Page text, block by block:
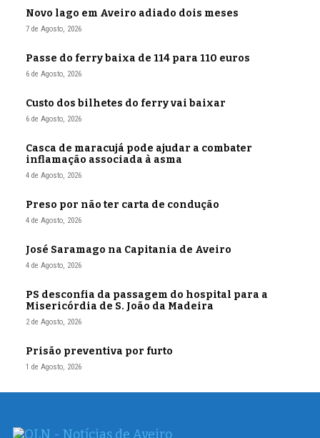
Novo lago em Aveiro adiado dois meses
7 de Agosto, 2026
Passe do ferry baixa de 114 para 110 euros
6 de Agosto, 2026
Custo dos bilhetes do ferry vai baixar
6 de Agosto, 2026
Casca de maracujá pode ajudar a combater
inflamação associada à asma
4 de Agosto, 2026
Preso por não ter carta de condução
4 de Agosto, 2026
José Saramago na Capitania de Aveiro
4 de Agosto, 2026
PS desconfia da passagem do hospital para a
Misericórdia de S. João da Madeira
2 de Agosto, 2026
Prisão preventiva por furto
1 de Agosto, 2026